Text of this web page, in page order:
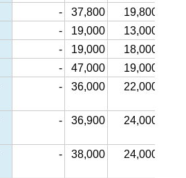
- 37,800 19,800
- 19,000 13,000
- 19,000 18,000
- 47,000 19,000
- 36,000 22,000
- 36,900 24,000
- 38,000 24,000